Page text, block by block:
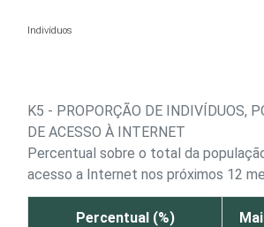
Indivíduos
K5 - PROPORÇÃO DE INDIVÍDUOS,
DE ACESSO À INTERNET
Percentual sobre o total da
acesso a Internet nos próximos 12
Percentual (%)